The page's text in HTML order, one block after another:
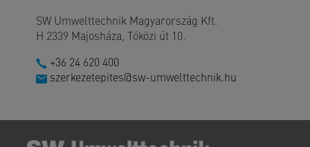
SW Umwelttechnik Magyarország Kft.
H 2339 Majosháza, Tóközi út 10.
+36 24 620 400
szerkezetepites@sw-umwelttechnik.hu